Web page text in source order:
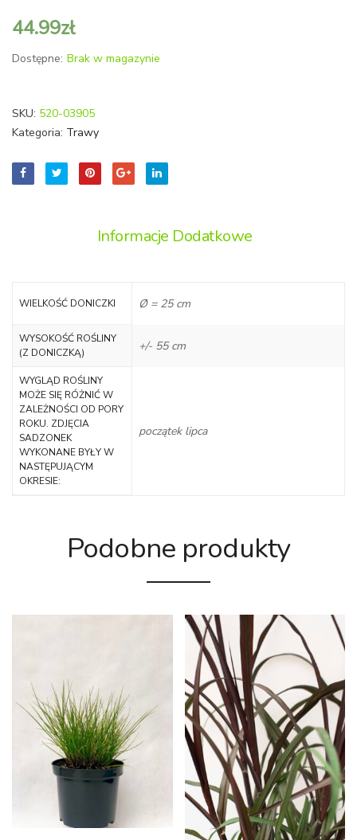
44.99zł
Dostępne: Brak w magazynie
SKU: 520-03905
Kategoria: Trawy
Informacje Dodatkowe
WIELKOŚĆ DONICZKI Ø = 25 cm
WYSOKOŚĆ ROŚLINY
(Z DONICZKĄ)
+/- 55 cm
WYGLĄD ROŚLINY
MOŻE SIĘ RÓŻNIĆ W
ZALEŻNOŚCI OD PORY
ROKU. ZDJĘCIA
SADZONEK
WYKONANE BYŁY W
NASTĘPUJĄCYM
OKRESIE:
początek lipca
Podobne produkty